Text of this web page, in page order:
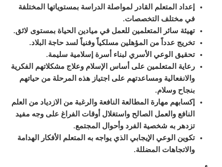
إعداد المتعلم القادر لمواصلة الدراسة بمستوياتها المختلفة
في مختلف التخصصات.
تهيئة سائر المتعلمين للعمل في ميادين الحياة بمستوى لائق.
تخريج عدداً من المؤهلين مسلكياً وفنياً لسد حاجة البلاد.
تحقيق الوعي الأسري لبناء أسرة إسلامية سليمة.
رعاية المتعلمين على أساس الإسلام وعلاج مشكلاتهم الفكرية
والانفعالية ومساعدتهم على اجتياز هذه المرحلة من حياتهم
بنجاح وسلام.
إكسابهم مهارة المطالعة النافعة والرغبة من الازدياد من العلم
النافع والعمل الصالح واستغلال أوقات الفراغ على وجه مفيد
تزدهر به شخصية الفرد وأحوال المجتمع.
تكوين الوعي الإيجابي الذي يواجه به المتعلم الأفكار الهدامة
والاتجاهات المضللة.